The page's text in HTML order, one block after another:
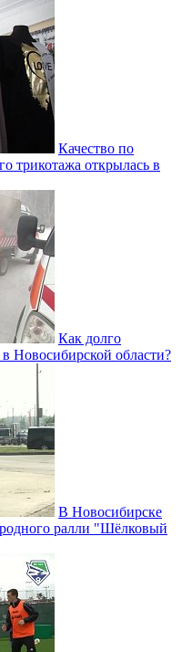
Качество по
трикотажа открылась в
Как долго
Новосибирской области?
В Новосибирске
ралли "Шёлковый